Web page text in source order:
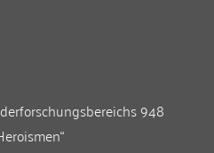
948